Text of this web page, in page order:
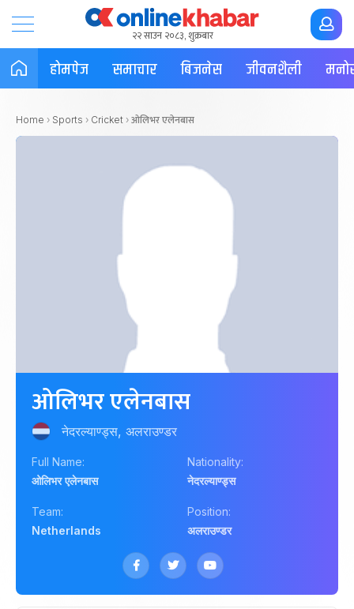
२२ साउन २०८३, शुक्रबार
होमपेज समाचार बिजनेस जीवनशैली
Home › Sports › Cricket › ओलिभर एलेनबास
ओलिभर एलेनबास
नेदरल्याण्ड्स, अलराउण्डर
Full Name:
ओलिभर एलेनबास
Nationality:
नेदरल्याण्ड्स
Team:
Netherlands
Position:
अलराउण्डर